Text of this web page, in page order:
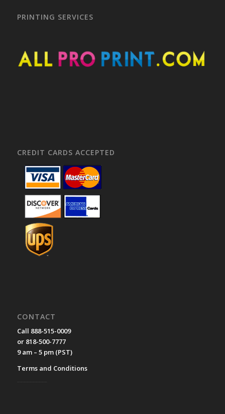
PRINTING SERVICES
CREDIT CARDS ACCEPTED
CONTACT
Call 888-515-0009
or 818-500-7777
9 am – 5 pm (PST)
Terms and Conditions